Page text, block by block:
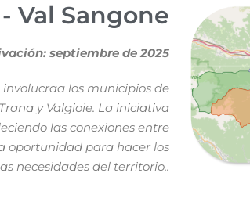
Val Sangone
septiembre de 2025
los municipios de
y Valgioie. La iniciativa
las conexiones entre
oportunidad para hacer los
necesidades del territorio..